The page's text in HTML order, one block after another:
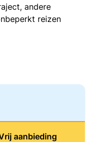
andere
reizen
aanbieding